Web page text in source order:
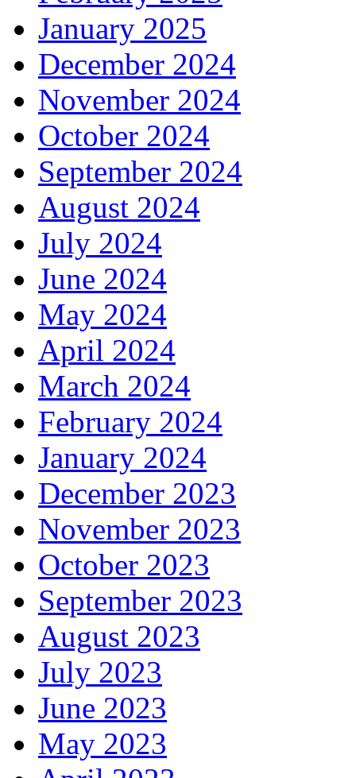
January 2025
December 2024
November 2024
October 2024
September 2024
August 2024
July 2024
June 2024
May 2024
April 2024
March 2024
February 2024
January 2024
December 2023
November 2023
October 2023
September 2023
August 2023
July 2023
June 2023
May 2023